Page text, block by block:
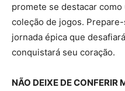
promete se destacar como
coleção de jogos.
jornada épica que
conquistará seu coração.
NÃO DEIXE DE CONFERIR